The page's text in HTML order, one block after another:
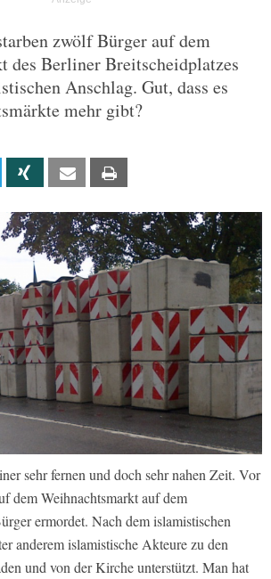
zwölf Bürger auf dem
des Berliner Breitscheidplatzes
Anschlag. Gut, dass es
mehr gibt?
Linkedin Xing Email
sehr fernen und doch sehr nahen Zeit. Vor
dem Weihnachtsmarkt auf dem
ermordet. Nach dem islamistischen
anderem islamistische Akteure zu den
und von der Kirche unterstützt. Man hat